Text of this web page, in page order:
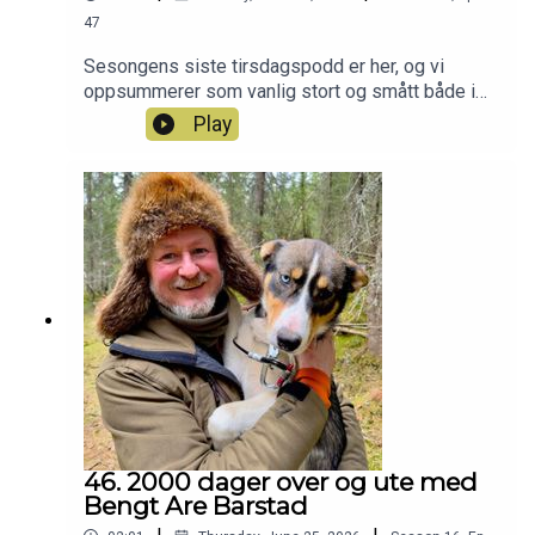
47
Sesongens siste tirsdagspodd er her, og vi
oppsummerer som vanlig stort og smått både i
og utenfor redaksjonen :-) Har du også lyst til å bli
med i Patreon-jaktlaget? Da kan du bare klikke
deg inn her:
https://www.patreon.com/c/jegerpodden
Play
46. 2000 dager over og ute med
Bengt Are Barstad